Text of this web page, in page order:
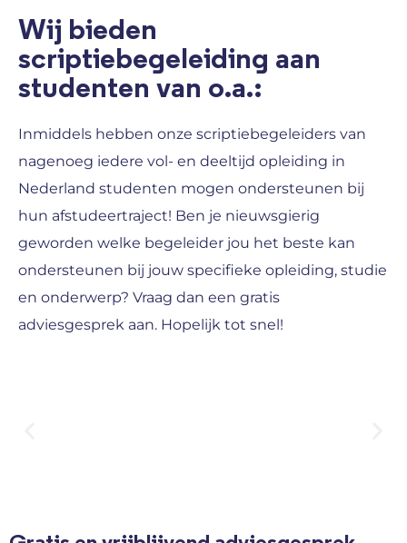
Wij bieden
scriptiebegeleiding aan
studenten van o.a.:
Inmiddels hebben onze scriptiebegeleiders van
nagenoeg iedere vol- en deeltijd opleiding in
Nederland studenten mogen ondersteunen bij
hun afstudeertraject! Ben je nieuwsgierig
geworden welke begeleider jou het beste kan
ondersteunen bij jouw specifieke opleiding, studie
en onderwerp? Vraag dan een gratis
adviesgesprek aan. Hopelijk tot snel!